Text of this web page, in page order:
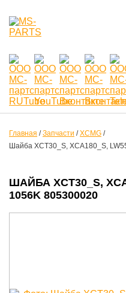
Главная /Запчасти /XCMG /
Шайба XCT30_S, XCA180_S,
ШАЙБА XCT30_S,
1056K 805300020